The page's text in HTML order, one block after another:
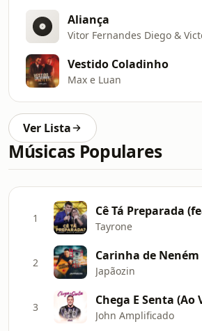
Aliança
Vestido Coladinho
Max e Luan
Ver Lista
Músicas Populares
1
Tayrone
2 Carinha de Neném
Japãozin
3 Chega E Senta (Ao
John Amplificado